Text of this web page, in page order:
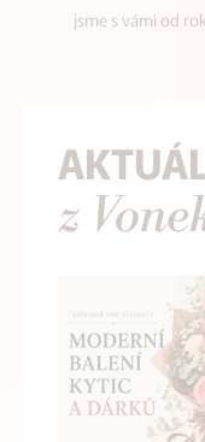
jsme s vámi od
z